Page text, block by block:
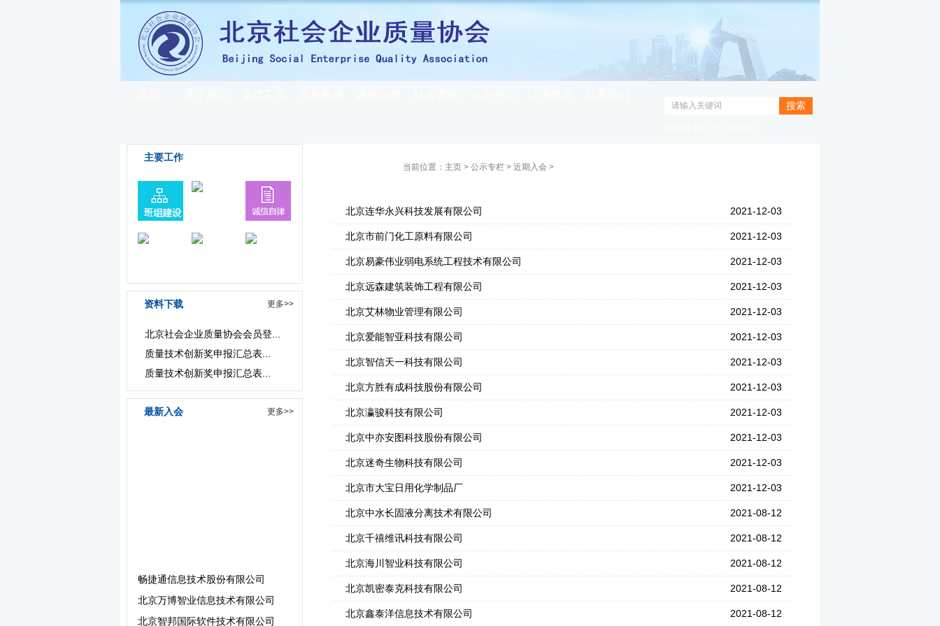
主要工作
资料下载 更多>>
北京社会企业质量协会会员登...
质量技术创新奖申报汇总表...
质量技术创新奖申报汇总表...
最新入会 更多>>
畅捷通信息技术股份有限公司
北京万博智业信息技术有限公司
北京智邦国际软件技术有限公司
当前位置： 主页 > 公示专栏 > 近期入会 >
北京连华永兴科技发展有限公司 2021-12-03
北京市前门化工原料有限公司 2021-12-03
北京易豪伟业弱电系统工程技术有限公司 2021-12-03
北京远森建筑装饰工程有限公司 2021-12-03
北京艾林物业管理有限公司 2021-12-03
北京爱能智亚科技有限公司 2021-12-03
北京智信天一科技有限公司 2021-12-03
北京方胜有成科技股份有限公司 2021-12-03
北京瀛骏科技有限公司 2021-12-03
北京中亦安图科技股份有限公司 2021-12-03
北京迷奇生物科技有限公司 2021-12-03
北京市大宝日用化学制品厂 2021-12-03
北京中水长固液分离技术有限公司 2021-08-12
北京千禧维讯科技有限公司 2021-08-12
北京海川智业科技有限公司 2021-08-12
北京凯密泰克科技有限公司 2021-08-12
北京鑫泰洋信息技术有限公司 2021-08-12